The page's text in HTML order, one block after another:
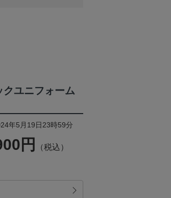
ユニフォーム
年5月19日23時59分
円 （税込）